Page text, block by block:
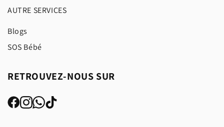
AUTRE SERVICES
Blogs
SOS Bébé
RETROUVEZ-NOUS SUR